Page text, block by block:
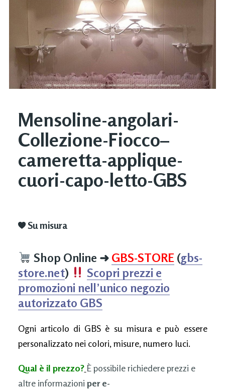
Mensoline-angolari-
Collezione-Fiocco–
cameretta-applique-
cuori-capo-letto-GBS
Su misura
Shop Online ➜ GBS-STORE (gbs-
store.net)
Scopri prezzi e
promozioni nell’unico negozio
autorizzato GBS
Ogni articolo di GBS è su misura e può essere
personalizzato nei colori, misure, numero luci.
Qual è il prezzo? È possibile richiedere prezzi e
altre informazioni per e-